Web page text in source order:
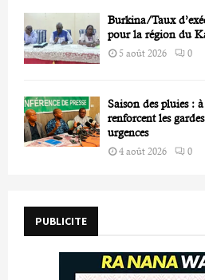
Burkina/Taux
pour la région du
5 août 2026 0
Saison des pluies :
renforcent les
urgences
4 août 2026 0
PUBLICITE